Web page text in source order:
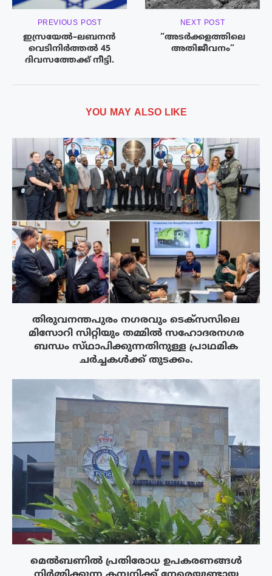
PREVIOUS POST
ഇസ്രയേൽ–ലബനൻ
വെടിനിർത്തൽ 45
ദിവസത്തേക്ക് നീട്ടി.
NEXT POST
“അടർക്കളത്തിലെ
അതിജീവനം”
YOU MAY ALSO LIKE
തിരുവനന്തപുരം നഗരവും ടെക്‌സസിലെ
മിസോറി സിറ്റിയും തമ്മിൽ സഹോദരനഗര
ബന്ധം സ്‌ഥാപിക്കുന്നതിനുള്ള പ്രാഥമിക
ചർച്ചകൾക്ക് തുടക്കം.
മെൽബണിൽ പ്രതിരോധ ഉപകരണങ്ങൾ